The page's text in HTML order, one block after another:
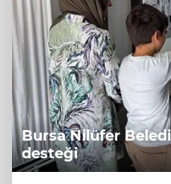
Bursa Nilüfer
desteği